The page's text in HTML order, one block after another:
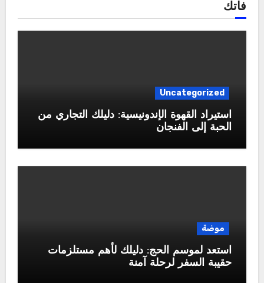
فاتك
Uncategorized
استيراد القهوة الإندونيسية: دليلك التجاري من
الحبة إلى الفنجان
موضة
استعد لموسم الحج: دليلك لأهم مستلزمات
حقيبة السفر لرحلة آمنة